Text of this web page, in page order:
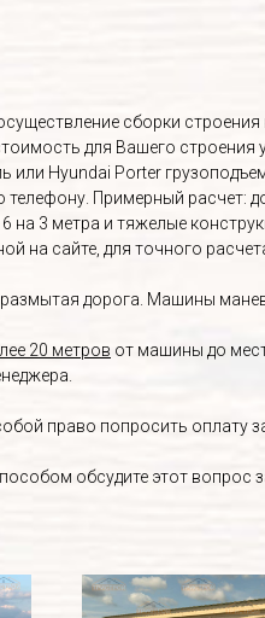
сборки
для Вашего
Hyundai Porter
Примерный расчет:
3 метра и тяжелые
на сайте, для точного
дорога. Машины
20 метров от машины до
право попросить оплату
обсудите этот вопрос